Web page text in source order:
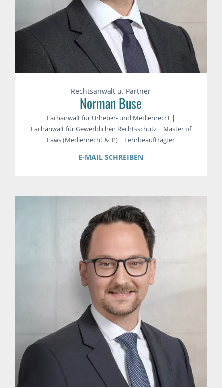
Rechtsanwalt u. Partner
Norman Buse
Fachanwalt für Urheber- und Medienrecht |
Fachanwalt für Gewerblichen Rechtsschutz | Master of
Laws (Medienrecht & IP) | Lehrbeauftragter
E-MAIL SCHREIBEN